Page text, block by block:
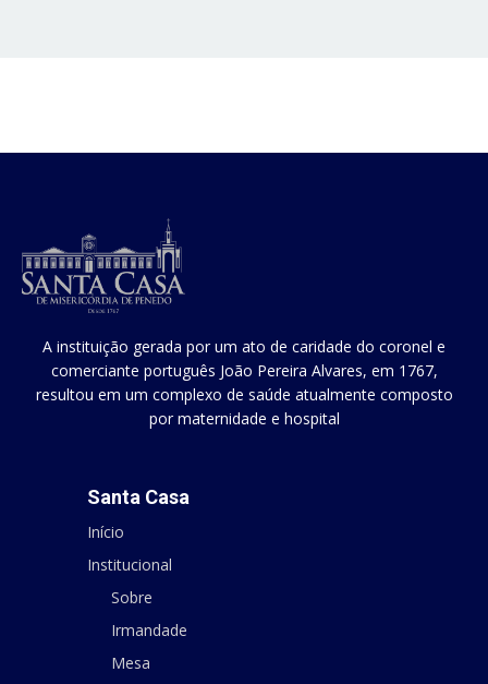
A instituição gerada por um ato de caridade do coronel e
comerciante português João Pereira Alvares, em 1767,
resultou em um complexo de saúde atualmente composto
por maternidade e hospital
Santa Casa
Início
Institucional
Sobre
Irmandade
Mesa